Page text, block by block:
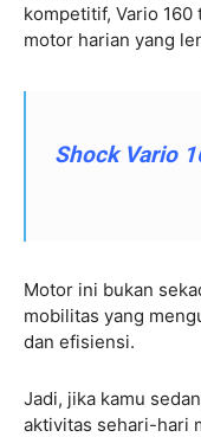
kompetitif, Vario
motor harian yang
Shock Vario
Motor ini bukan
mobilitas yang
dan efisiensi.
Jadi, jika kamu
aktivitas sehari-hari